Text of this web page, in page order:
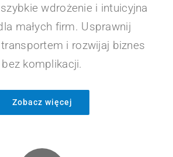
wdrożenie i intuicyjna
małych firm. Usprawnij
i rozwijaj biznes
bez komplikacji.
Zobacz więcej